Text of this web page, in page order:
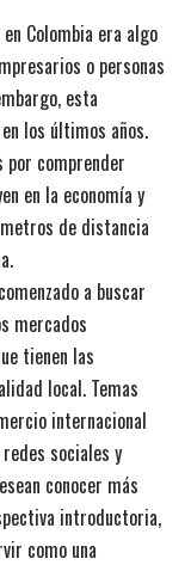
Colombia era algo
o personas
esta
los últimos años.
por comprender
en la economía y
de distancia
a buscar
mercados
tienen las
local. Temas
internacional
sociales y
conocer más
introductoria,
como una